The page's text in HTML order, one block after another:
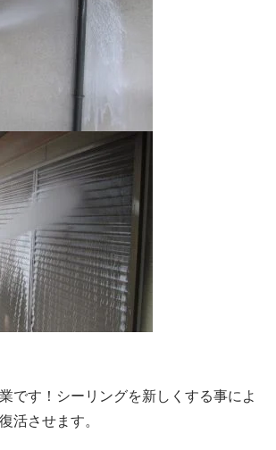
です！シーリングを新しくする事によ
活させます。